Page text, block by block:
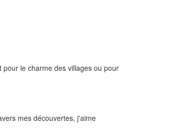
pour le charme des villages ou pour
mes découvertes, j'aime